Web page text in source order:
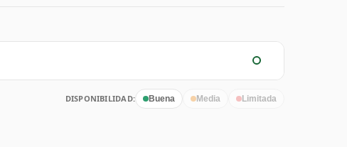
DISPONIBILIDAD: Buena Media Limitada